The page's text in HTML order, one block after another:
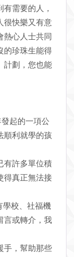
需要的人，
很快樂又有意
熱心人士共同
的珍珠生能得
計劃，您也能
起的一項公
順利就學的孩
有許多單位積
得真正無法接
校、社福機
言或轉介，我
手，幫助那些